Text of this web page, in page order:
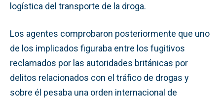
logística del transporte de la droga.
Los agentes comprobaron posteriormente que uno
de los implicados figuraba entre los fugitivos
reclamados por las autoridades británicas por
delitos relacionados con el tráfico de drogas y
sobre él pesaba una orden internacional de